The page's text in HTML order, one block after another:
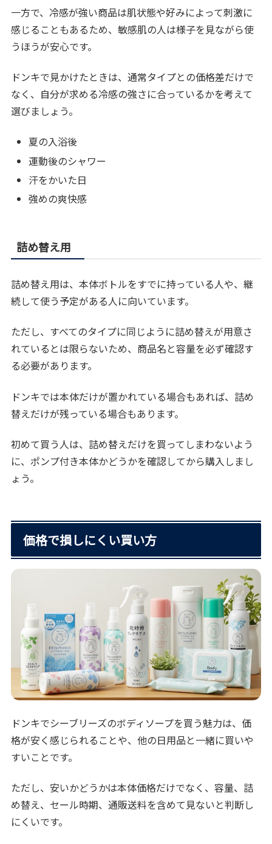
一方で、冷感が強い商品は肌状態や好みによって刺激に
感じることもあるため、敏感肌の人は様子を見ながら使
うほうが安心です。
ドンキで見かけたときは、通常タイプとの価格差だけで
なく、自分が求める冷感の強さに合っているかを考えて
選びましょう。
夏の入浴後
運動後のシャワー
汗をかいた日
強めの爽快感
詰め替え用
詰め替え用は、本体ボトルをすでに持っている人や、継
続して使う予定がある人に向いています。
ただし、すべてのタイプに同じように詰め替えが用意さ
れているとは限らないため、商品名と容量を必ず確認す
る必要があります。
ドンキでは本体だけが置かれている場合もあれば、詰め
替えだけが残っている場合もあります。
初めて買う人は、詰め替えだけを買ってしまわないよう
に、ポンプ付き本体かどうかを確認してから購入しまし
ょう。
価格で損しにくい買い方
ドンキでシーブリーズのボディソープを買う魅力は、価
格が安く感じられることや、他の日用品と一緒に買いや
すいことです。
ただし、安いかどうかは本体価格だけでなく、容量、詰
め替え、セール時期、通販送料を含めて見ないと判断し
にくいです。